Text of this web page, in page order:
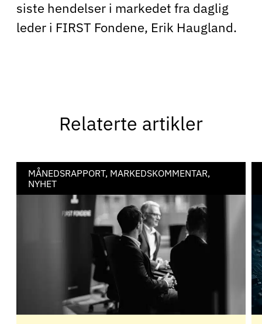
siste hendelser i markedet fra daglig
leder i FIRST Fondene, Erik Haugland.
Relaterte artikler
MÅNEDSRAPPORT, MARKEDSKOMMENTAR,
NYHET